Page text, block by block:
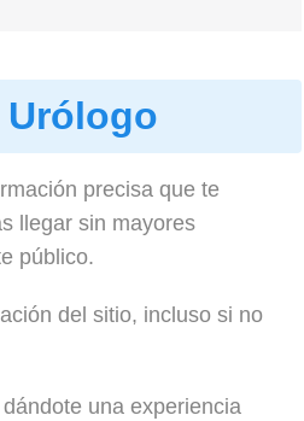
Urólogo
precisa que te
llegar sin mayores
público.
del sitio, incluso si no
una experiencia